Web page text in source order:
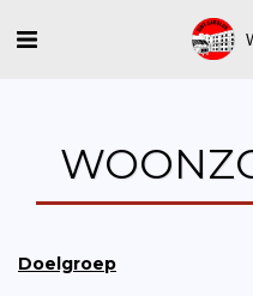
Doelgroep